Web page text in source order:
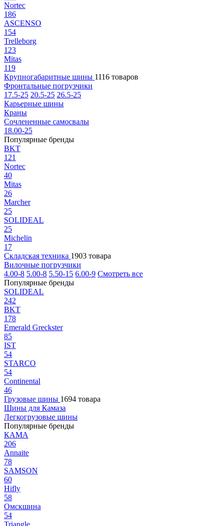
Nortec
186
ASCENSO
154
Trelleborg
123
Mitas
119
Крупногабаритные шины 1116 товаров
Фронтальные погрузчики
17.5-25 20.5-25 26.5-25
Карьерные шины
Краны
Сочлененные самосвалы
18.00-25
Популярные бренды
BKT
121
Nortec
40
Mitas
26
Marcher
25
SOLIDEAL
25
Michelin
17
Складская техника 1903 товара
Вилочные погрузчики
4.00-8 5.00-8 5.50-15 6.00-9 Смотреть все
Популярные бренды
SOLIDEAL
242
BKT
178
Emerald Greckster
85
IST
54
STARCO
54
Continental
46
Грузовые шины 1694 товара
Шины для Камаза
Легкогрузовые шины
Популярные бренды
КАМА
206
Annaite
78
SAMSON
60
Hifly
58
Омскшина
54
Triangle